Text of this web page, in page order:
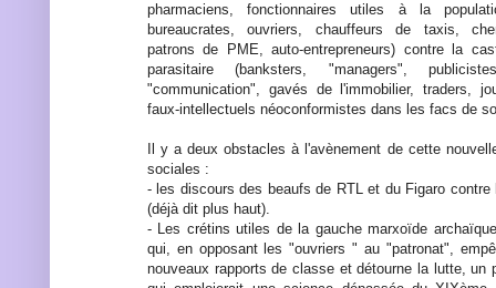
pharmaciens, fonctionnaires utiles à la
bureaucrates, ouvriers, chauffeurs de taxis,
patrons de PME, auto-entrepreneurs) contre la
parasitaire (banksters, "managers",
"communication", gavés de l'immobilier, traders,
faux-intellectuels néoconformistes dans les facs de
Il y a deux obstacles à l'avènement de cette
sociales :
- les discours des beaufs de RTL et du Figaro
(déjà dit plus haut).
- Les crétins utiles de la gauche marxoïde
qui, en opposant les "ouvriers " au "patronat",
nouveaux rapports de classe et détourne la lutte, un